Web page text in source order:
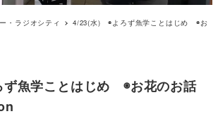
・ラジオシティ
4/23(水) ◉よろず魚学ことはじめ ◉お
魚学ことはじめ ◉お花のお話